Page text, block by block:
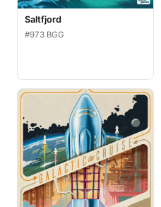
Saltfjord
#973 BGG